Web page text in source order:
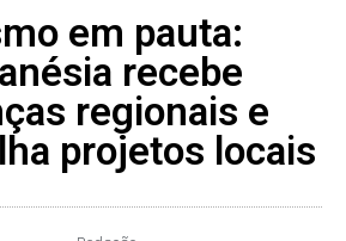
em pauta:
recebe
regionais e
projetos locais